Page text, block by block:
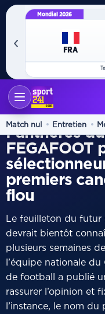
‹
Mondial 2026
FRA
Match nul Entretien
ACCUEIL
PROMESSE
Panthères
FEGAFOOT
premiers
flou
Le feuilleton du futur
devrait bientôt
plusieurs semaines
l’équipe nationale
de football a publié
rassurer l’opinion et
l’instance, le nom